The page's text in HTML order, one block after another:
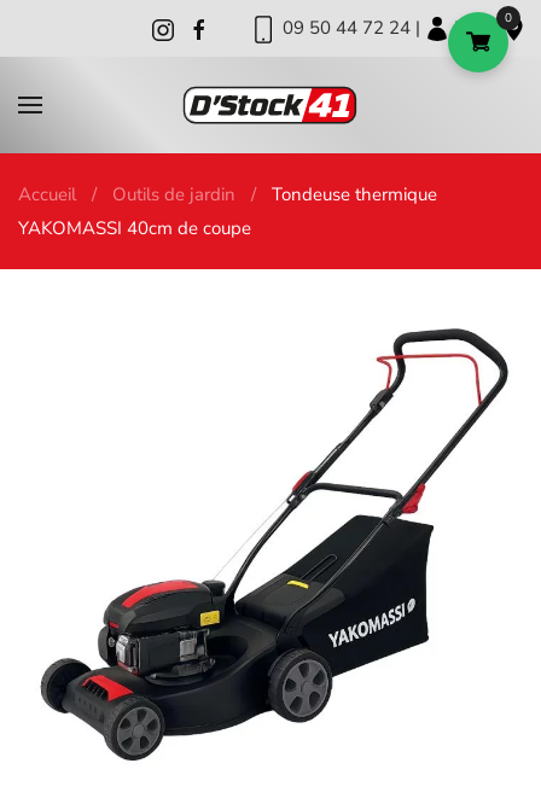
09 50 44 72 24 | | |
Accueil Outils de jardin
Tondeuse thermique
YAKOMASSI 40cm de coupe
0